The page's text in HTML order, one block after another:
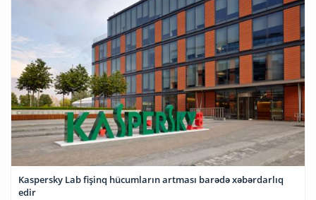
Kaspersky Lab fişinq hücumların artması barədə xəbərdarlıq
edir